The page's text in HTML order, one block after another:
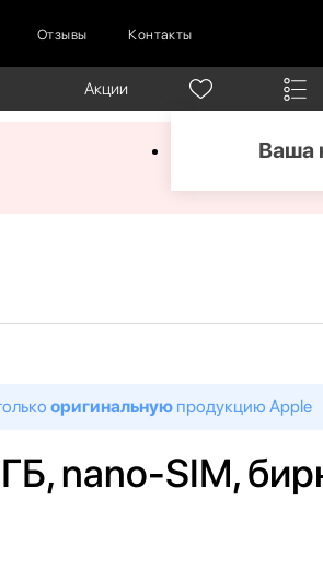
Отзывы Контакты
Акции
Ваша
оригинальную продукцию Apple
nano-SIM,